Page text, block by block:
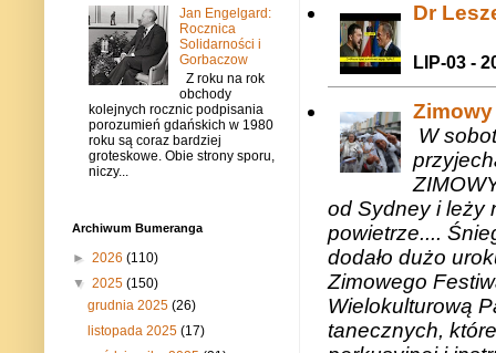
Dr
LIP-03 -
W
od Sydney i leży
powietrze....
dodało dużo
Zimowego
Wielokulturową
tanecznych,
Jan Engelgard:
Rocznica
Solidarności i
Gorbaczow
Z roku na rok
obchody
kolejnych rocznic podpisania
porozumień gdańskich w 1980
roku są coraz bardziej
groteskowe. Obie strony sporu,
niczy...
Archiwum Bumeranga
► 2026 (110)
▼ 2025 (150)
grudnia 2025(26)
listopada 2025(17)